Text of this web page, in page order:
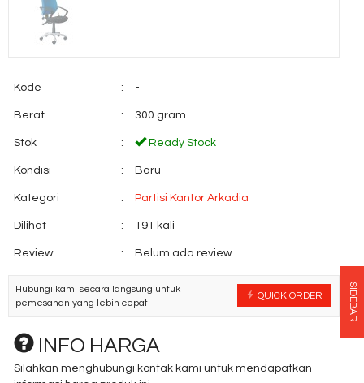
Kode : -
Berat : 300 gram
Stok : Ready Stock
Kondisi : Baru
Kategori : Partisi Kantor Arkadia
Dilihat : 191 kali
Review : Belum ada review
QUICK ORDER
Hubungi kami secara langsung untuk
pemesanan yang lebih cepat!
INFO HARGA
Silahkan menghubungi kontak kami untuk mendapatkan
SIDEBAR